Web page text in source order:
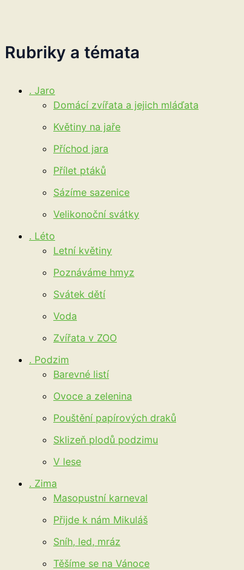
Rubriky a témata
. Jaro
Domácí zvířata a jejich mláďata
Květiny na jaře
Příchod jara
Přílet ptáků
Sázíme sazenice
Velikonoční svátky
. Léto
Letní květiny
Poznáváme hmyz
Svátek dětí
Voda
Zvířata v ZOO
. Podzim
Barevné listí
Ovoce a zelenina
Pouštění papírových draků
Sklizeň plodů podzimu
V lese
. Zima
Masopustní karneval
Přijde k nám Mikuláš
Sníh, led, mráz
Těšíme se na Vánoce